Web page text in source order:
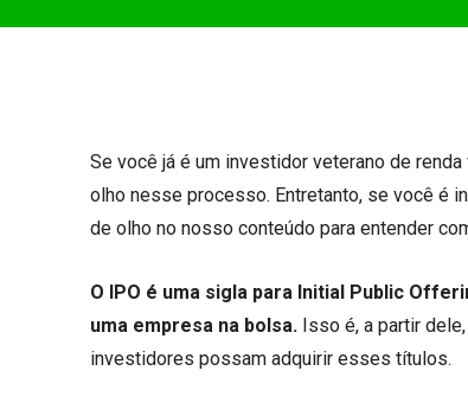
Se você já é um investidor veterano de
olho nesse processo. Entretanto, se você é
de olho no nosso conteúdo para entender
O IPO é uma sigla para Initial Public
uma empresa na bolsa. Isso é, a partir
investidores possam adquirir esses títulos.